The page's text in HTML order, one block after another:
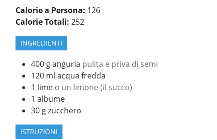
Calorie a Persona: 126
Calorie Totali:252
INGREDIENTI
400 ganguria pulita e priva di semi
120 ml acqua fredda
1 lime o un limone (il succo)
1 albume
30 gzucchero
ISTRUZIONI